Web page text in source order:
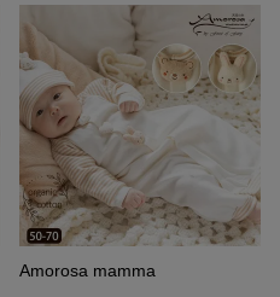
Amorosa mamma